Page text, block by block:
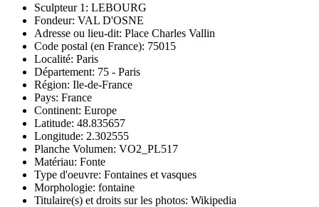
Sculpteur 1: LEBOURG
Fondeur: VAL D'OSNE
Adresse ou lieu-dit: Place Charles Vallin
Code postal (en France): 75015
Localité: Paris
Département: 75 - Paris
Région: Ile-de-France
Pays: France
Continent: Europe
Latitude: 48.835657
Longitude: 2.302555
Planche Volumen: VO2_PL517
Matériau: Fonte
Type d'oeuvre: Fontaines et vasques
Morphologie: fontaine
Titulaire(s) et droits sur les photos: Wikipedia